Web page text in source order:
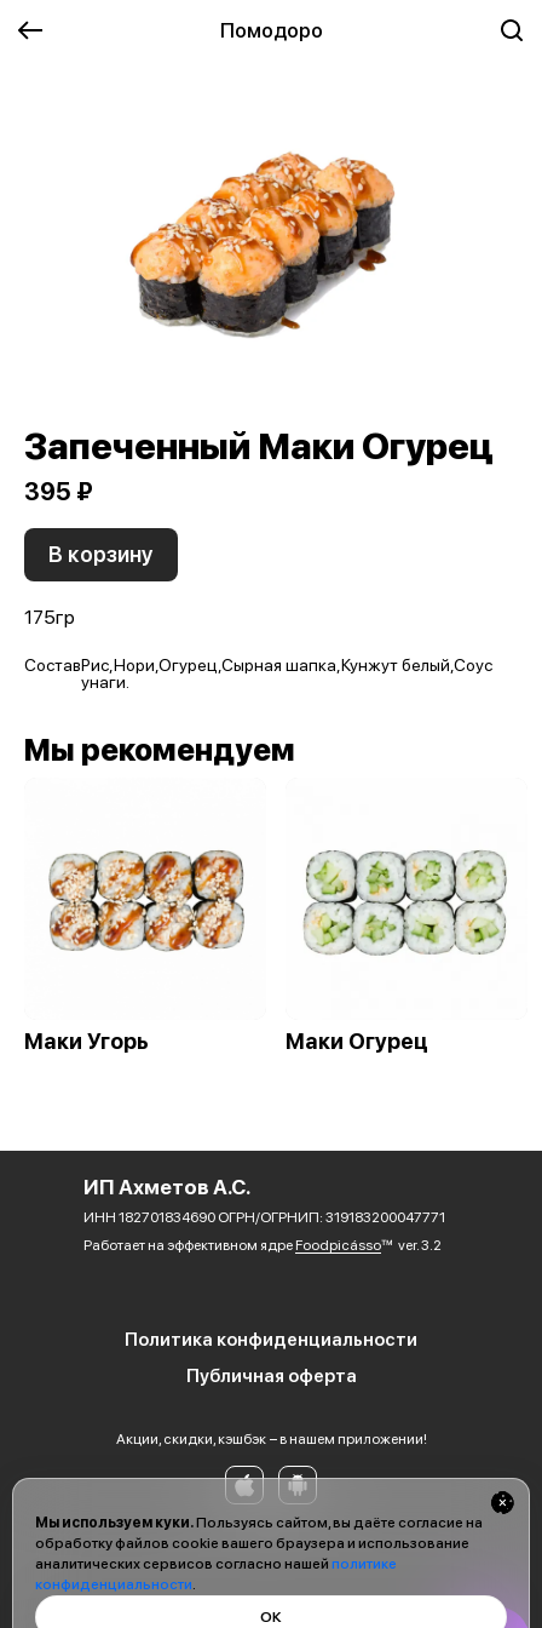
Помодоро
Мы используем куки.Пользуясь сайтом, вы даёте согласие на
обработку файлов cookie вашего браузера и использование
аналитических сервисов согласно нашей политике
конфиденциальности.
ОК
Запеченный Маки Огурец
395 ₽
В корзину
175гр
СоставРис,Нори,Огурец,Сырная шапка,Кунжут белый,Соус
унаги.
Мы рекомендуем
Маки Угорь Маки Огурец
ИП Ахметов А.С.
ИНН 182701834690 ОГРН/ОГРНИП: 319183200047771
Работает на эффективном ядре Foodpicássover. 3.2
Политика конфиденциальности
Публичная оферта
Акции, скидки, кэшбэк − в нашем приложении!